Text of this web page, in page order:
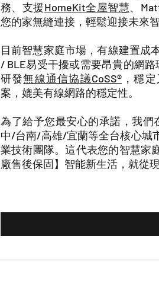
務、支援HomeKit全屋智慧、
您的家無縫連接，輕鬆迎接未來
目前智慧家庭市場，有線建置成
/ BLE易受干擾或需要昂貴的網
研發無線通信協議CoSS®，穩定
案，媲美有線網路的穩定性。
為了給予您最安心的承諾，我
中/台南/高雄/宜蘭等全台核心城
業技術團隊。這代表您的智慧家
廠售後保固】智能新生活，就從現